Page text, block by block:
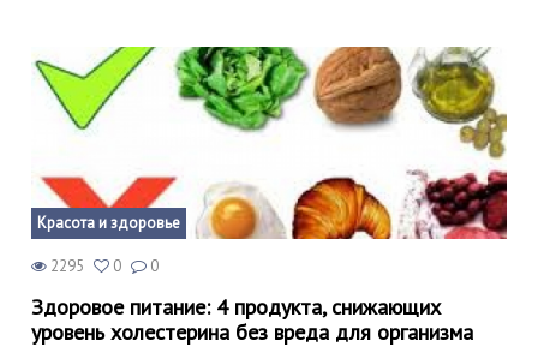
Красота и здоровье
2295 0 0
Здоровое питание: 4 продукта, снижающих
уровень холестерина без вреда для организма